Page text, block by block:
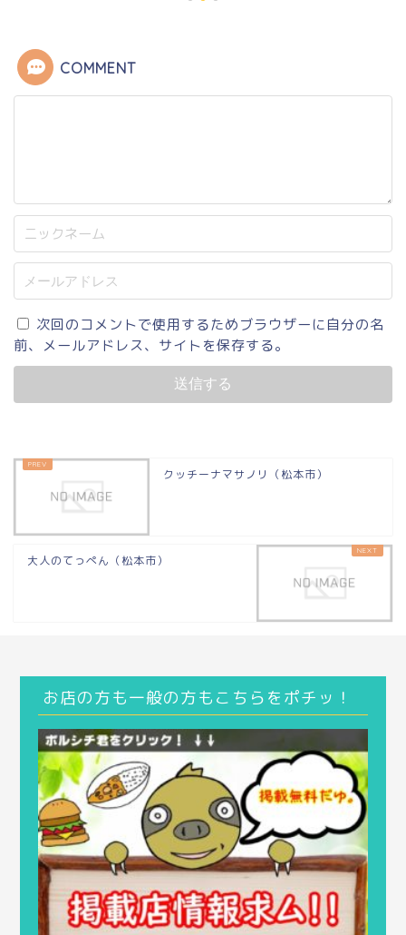
COMMENT
次回のコメントで使用するためブラウザーに自分の名
前、メールアドレス、サイトを保存する。
クッチーナマサノリ（松本市）
大人のてっぺん（松本市）
お店の方も一般の方もこちらをポチッ！